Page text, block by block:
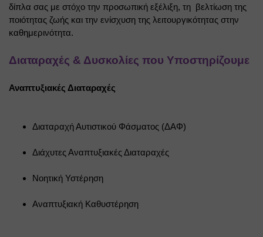
δίπλα σας με στόχο την προσωπική εξέλιξη, τη βελτίωση της
ποιότητας ζωής και την ενίσχυση της λειτουργικότητας στην
καθημερινότητα.
Διαταραχές & Δυσκολίες που Υποστηρίζουμε
Αναπτυξιακές Διαταραχές
Διαταραχή Αυτιστικού Φάσματος (ΔΑΦ)
Διάχυτες Αναπτυξιακές Διαταραχές
Νοητική Υστέρηση
Αναπτυξιακή Καθυστέρηση